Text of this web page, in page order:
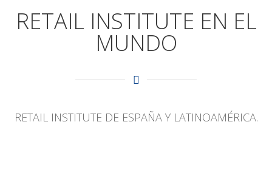
RETAIL INSTITUTE EN EL
MUNDO
RETAIL INSTITUTE DE ESPAÑA Y LATINOAMÉRICA.